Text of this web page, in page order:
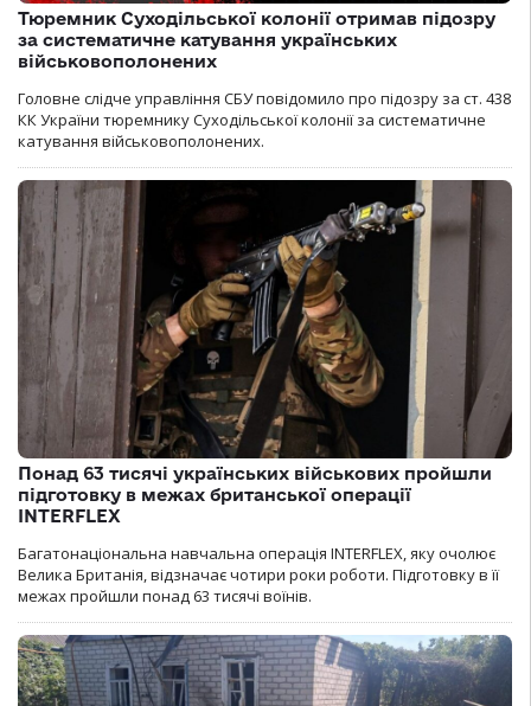
Тюремник Суходільської колонії отримав підозру
за систематичне катування українських
військовополонених
Головне слідче управління СБУ повідомило про підозру за ст. 438
КК України тюремнику Суходільської колонії за систематичне
катування військовополонених.
Понад 63 тисячі українських військових пройшли
підготовку в межах британської операції
INTERFLEX
Багатонаціональна навчальна операція INTERFLEX, яку очолює
Велика Британія, відзначає чотири роки роботи. Підготовку в її
межах пройшли понад 63 тисячі воїнів.